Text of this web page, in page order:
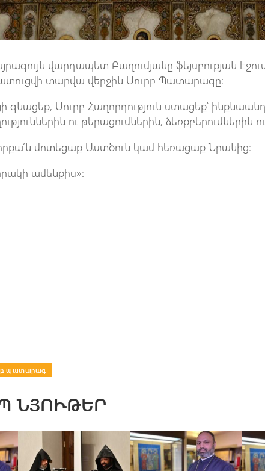
վարդապետ Բաղումյանը ֆեյսբուքյան
տարվա վերջին Սուրբ Պատարագը։
գնացեք, Սուրբ Հաղորդություն ստացեք՝
ու թերացումներին, ձեռքբերումներին
մոտեցաք Աստծուն կամ հեռացաք Նրանից:
ամենքիս»:
պատարագ
ՆՅՈՒԹԵՐ